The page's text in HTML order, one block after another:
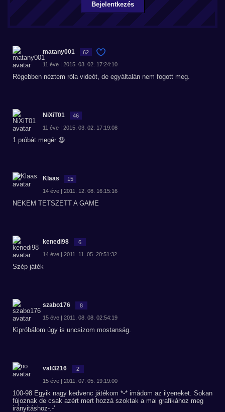
Bejelentkezés
matany001 62
11 éve | 2015. 03. 02. 17:24:10
Régebben néztem róla videót, de egyáltalán nem fogott meg.
NiXiT01 46
11 éve | 2015. 03. 02. 17:19:08
1 próbát megér 😆
Klaas 15
14 éve | 2011. 12. 08. 16:15:16
NEKEM TETSZETT A GAME
kenedi98 6
14 éve | 2011. 11. 05. 20:51:32
Szép játék
szabo176 8
15 éve | 2011. 08. 08. 02:54:19
Kipróbálom úgy is uncsizom mostanság.
vali3216 2
15 éve | 2011. 07. 05. 19:19:00
100-98 Egyik nagy kedvenc játékom *-* imádom az ilyeneket. Sokan
fújoznak de csak azért mert hozzá szoktak a mai grafikához meg
irányitáshoz-.-'